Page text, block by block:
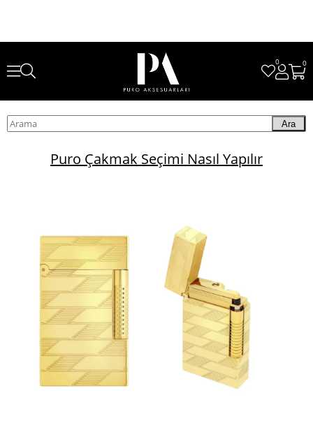
0
0
Ara
Puro Çakmak Seçimi Nasıl Yapılır